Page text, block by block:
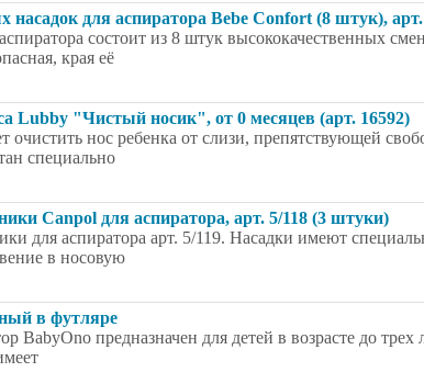
насадок для аспиратора Bebe Confort (8 штук),
состоит из 8 штук высококачественных
края её
Lubby "Чистый носик", от 0 месяцев (арт. 16592)
очистить нос ребенка от слизи, препятствующей
специально
Canpol для аспиратора, арт. 5/118 (3 штуки)
для аспиратора арт. 5/119. Насадки имеют
в носовую
в футляре
BabyOno предназначен для детей в возрасте до трех